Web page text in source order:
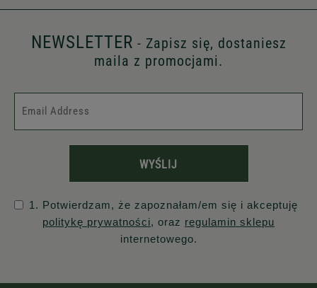
NEWSLETTER - Zapisz się, dostaniesz
maila z promocjami.
WYŚLIJ
1. Potwierdzam, że zapoznałam/em się i akceptuję
politykę prywatności, oraz regulamin sklepu
internetowego.